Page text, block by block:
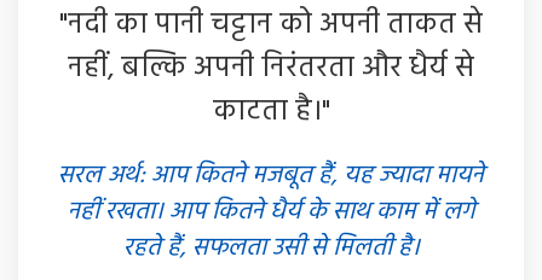
"नदी का पानी चट्टान को अपनी ताकत से
नहीं, बल्कि अपनी निरंतरता और धैर्य से
काटता है।"
सरल अर्थ: आप कितने मजबूत हैं, यह ज्यादा मायने
नहीं रखता। आप कितने धैर्य के साथ काम में लगे
रहते हैं, सफलता उसी से मिलती है।